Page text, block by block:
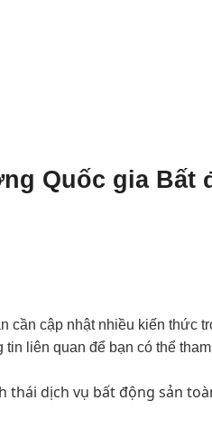
Quốc gia Bất
cần cập nhật nhiều kiến thức
liên quan để bạn có thể
dịch vụ bất động sản